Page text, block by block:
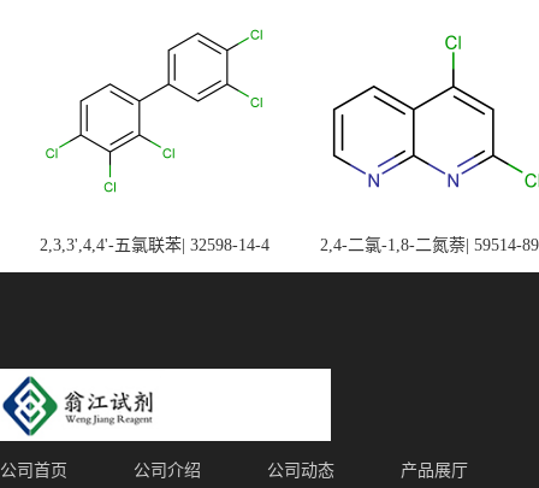
2,3,3',4,4'-五氯联苯| 32598-14-4 2,4-二氯-1,8-二氮萘| 59514-
公司首页 公司介绍 公司动态 产品展厅